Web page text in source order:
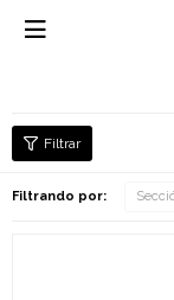

Filtrando por: